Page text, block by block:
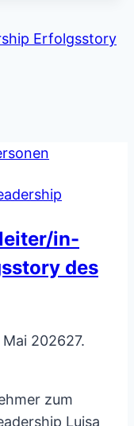
Erfolgsstory
in-
des
Mai 202627.
zum
Luisa